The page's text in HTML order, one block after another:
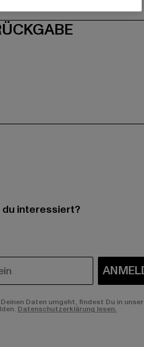
interessiert?
Daten umgeht, findest Du in
Datenschutzerklärung lesen.